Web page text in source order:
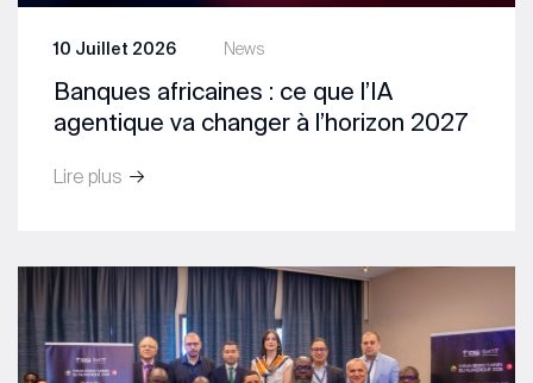
News
10 Juillet 2026
Banques africaines : ce que l’IA
agentique va changer à l’horizon 2027
Lire plus